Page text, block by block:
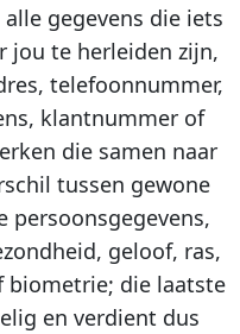
gegevens die iets
jou te herleiden zijn,
telefoonnummer,
klantnummer of
die samen naar
tussen gewone
persoonsgegevens,
geloof, ras,
biometrie; die laatste
en verdient dus